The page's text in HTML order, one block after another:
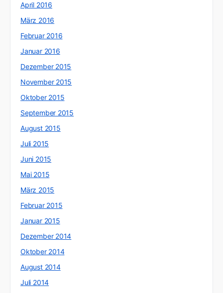
April 2016
März 2016
Februar 2016
Januar 2016
Dezember 2015
November 2015
Oktober 2015
September 2015
August 2015
Juli 2015
Juni 2015
Mai 2015
März 2015
Februar 2015
Januar 2015
Dezember 2014
Oktober 2014
August 2014
Juli 2014